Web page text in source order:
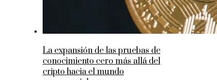
La expansión de las pruebas de
conocimiento cero más allá del
cripto hacia el mundo